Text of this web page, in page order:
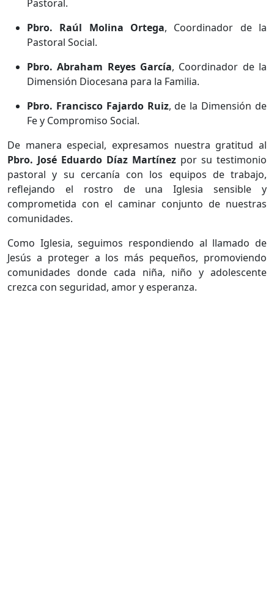
Pastoral.
Pbro. Raúl Molina Ortega, Coordinador de la
Pastoral Social.
Pbro. Abraham Reyes García, Coordinador de la
Dimensión Diocesana para la Familia.
Pbro. Francisco Fajardo Ruiz, de la Dimensión de
Fe y Compromiso Social.
De manera especial, expresamos nuestra gratitud al
Pbro. José Eduardo Díaz Martínez por su testimonio
pastoral y su cercanía con los equipos de trabajo,
reflejando el rostro de una Iglesia sensible y
comprometida con el caminar conjunto de nuestras
comunidades.
Como Iglesia, seguimos respondiendo al llamado de
Jesús a proteger a los más pequeños, promoviendo
comunidades donde cada niña, niño y adolescente
crezca con seguridad, amor y esperanza.